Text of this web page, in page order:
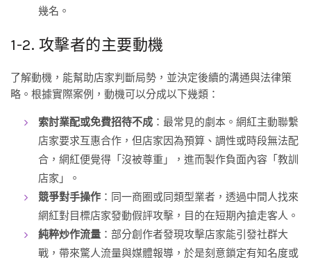
幾名。
1-2. 攻擊者的主要動機
了解動機，能幫助店家判斷局勢，並決定後續的溝通與法律策
略。根據實際案例，動機可以分成以下幾類：
索討業配或免費招待不成 ：最常見的劇本。網紅主動聯繫
店家要求互惠合作，但店家因為預算、調性或時段無法配
合，網紅便覺得「沒被尊重」，進而製作負面內容「教訓
店家」。
競爭對手操作 ：同一商圈或同類型業者，透過中間人找來
網紅對目標店家發動假評攻擊，目的在短期內搶走客人。
純粹炒作流量 ：部分創作者發現攻擊店家能引發社群大
戰，帶來驚人流量與媒體報導，於是刻意鎖定有知名度或